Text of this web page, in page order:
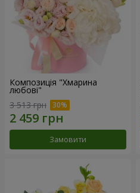
Композиція "Хмарина
любові"
3 513 грн
Замовити